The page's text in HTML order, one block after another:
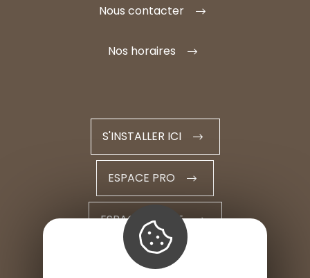
Nous contacter
Nos horaires
S'INSTALLER ICI
ESPACE PRO
ESPACE PRESSE